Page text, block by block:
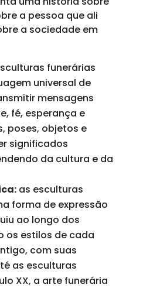
a pessoa que ali
a sociedade em
funerárias
universal de
mensagens
fé, esperança e
poses, objetos e
significados
da cultura e da
as esculturas
forma de expressão
ao longo dos
os estilos de cada
com suas
as esculturas
XX, a arte funerária